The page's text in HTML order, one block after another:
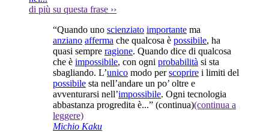
di più su questa frase ››
“Quando uno scienziato importante ma
anziano afferma che qualcosa è possibile, ha
quasi sempre ragione. Quando dice di qualcosa
che è impossibile, con ogni probabilità si sta
sbagliando. L’unico modo perscoprire i limiti del
possibile sta nell’andare un po’ oltre e
avventurarsi nell’impossibile. Ogni tecnologia
abbastanza progredita è...” (continua)(continua a
leggere)
Michio Kaku